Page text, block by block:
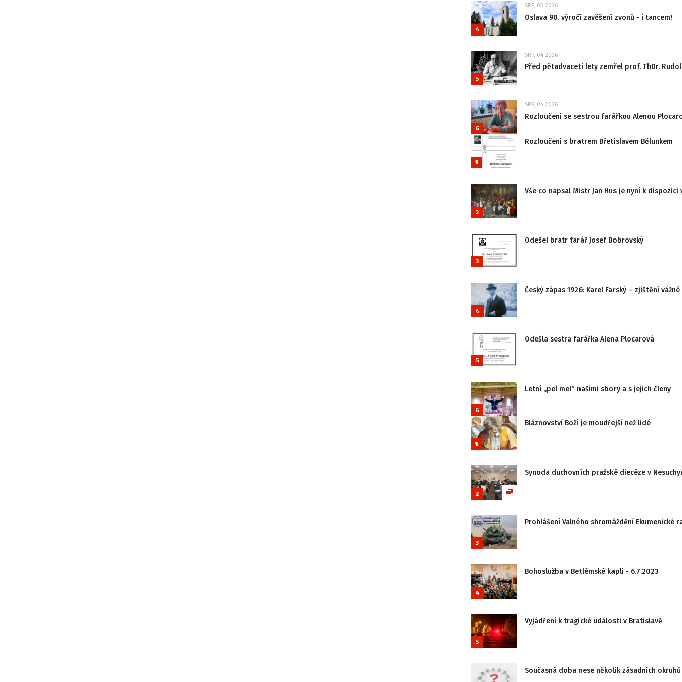
4
SRP, 03 2026
Oslava 90. výročí zavěšení zvonů - i tancem!
5
SRP, 04 2026
Před pětadvaceti lety zemřel prof. ThDr.
6
SRP, 04 2026
Rozloučení se sestrou farářkou Alenou
1
Rozloučení s bratrem Břetislavem Bělunkem
2
Vše co napsal Mistr Jan Hus je nyní k
3
Odešel bratr farář Josef Bobrovský
4
Český zápas 1926: Karel Farský – zjištění
5
Odešla sestra farářka Alena Plocarová
6
Letní „pel mel“ našimi sbory a s jejich členy
1
Bláznovství Boží je moudřejší než lidé
2
Synoda duchovních pražské diecéze v
3
Prohlášení Valného shromáždění
4
Bohoslužba v Betlémské kapli - 6.7.2023
5
Vyjádření k tragické události v Bratislavě
Současná doba nese několik zásadních